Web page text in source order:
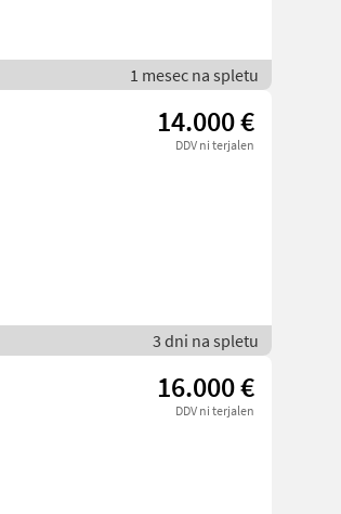
1 mesec na spletu
14.000 €
DDV ni terjalen
3 dni na spletu
16.000 €
DDV ni terjalen